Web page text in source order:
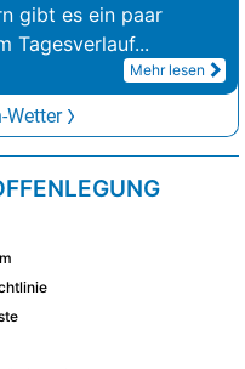
gibt es ein paar
Tagesverlauf...
Mehr lesen
Wetter